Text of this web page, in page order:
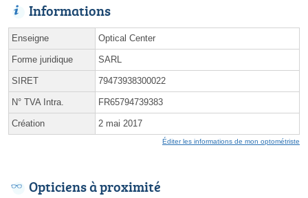
Informations
Enseigne Optical Center
Forme juridique SARL
SIRET 79473938300022
N° TVA Intra. FR65794739383
Création 2 mai 2017
Éditer les informations de mon optométriste
Opticiens à proximité